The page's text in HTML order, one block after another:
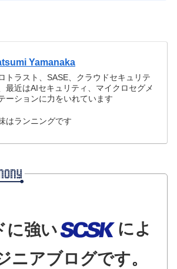
Yamanaka
トラスト、SASE、クラウドセキュリテ
最近はAIセキュリティ、マイクロセグメ
ーションに力をいれています
はランニングです
に強い
によ
ニアブログです。